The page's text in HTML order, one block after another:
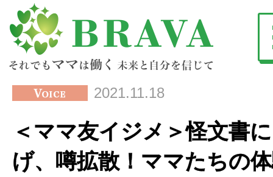
2021.11.18
＜ママ友イジメ＞怪文書
げ、噂拡散！ママたちの